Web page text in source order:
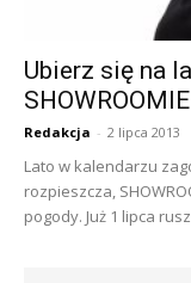
Ubierz się na
Redakcja - 2 lipca 2013
Lato w kalendarzu
rozpieszcza,
pogody. Już 1 lipca